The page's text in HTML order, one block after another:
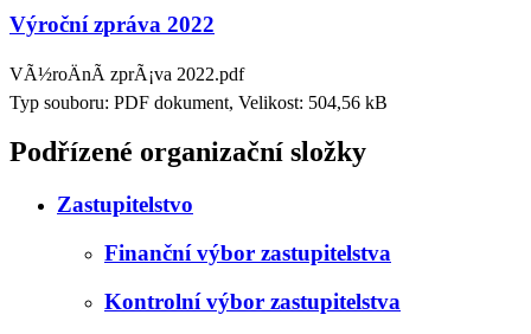
Výroční zpráva 2022
VÃ½roÄnÃ­ zprÃ¡va 2022.pdf
Typ souboru: PDF dokument, Velikost: 504,56 kB
Podřízené organizační složky
Zastupitelstvo
Finanční výbor zastupitelstva
Kontrolní výbor zastupitelstva